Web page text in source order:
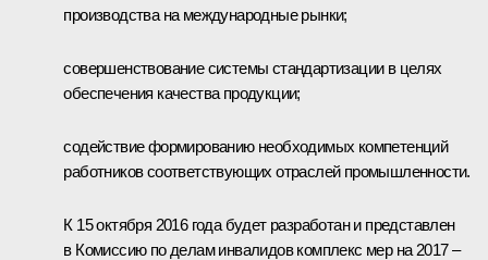
производства на международные рынки;
совершенствование системы стандартизации в целях
обеспечения качества продукции;
содействие формированию необходимых компетенций
работников соответствующих отраслей промышленности.
К 15 октября 2016 года будет разработан и представлен
в Комиссию по делам инвалидов комплекс мер на 2017 –